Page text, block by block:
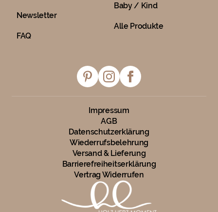
Newsletter
FAQ
Baby / Kind
Alle Produkte
Impressum
AGB
Datenschutzerklärung
Wiederrufsbelehrung
Versand & Lieferung
Barrierefreiheitserklärung
Vertrag Widerrufen